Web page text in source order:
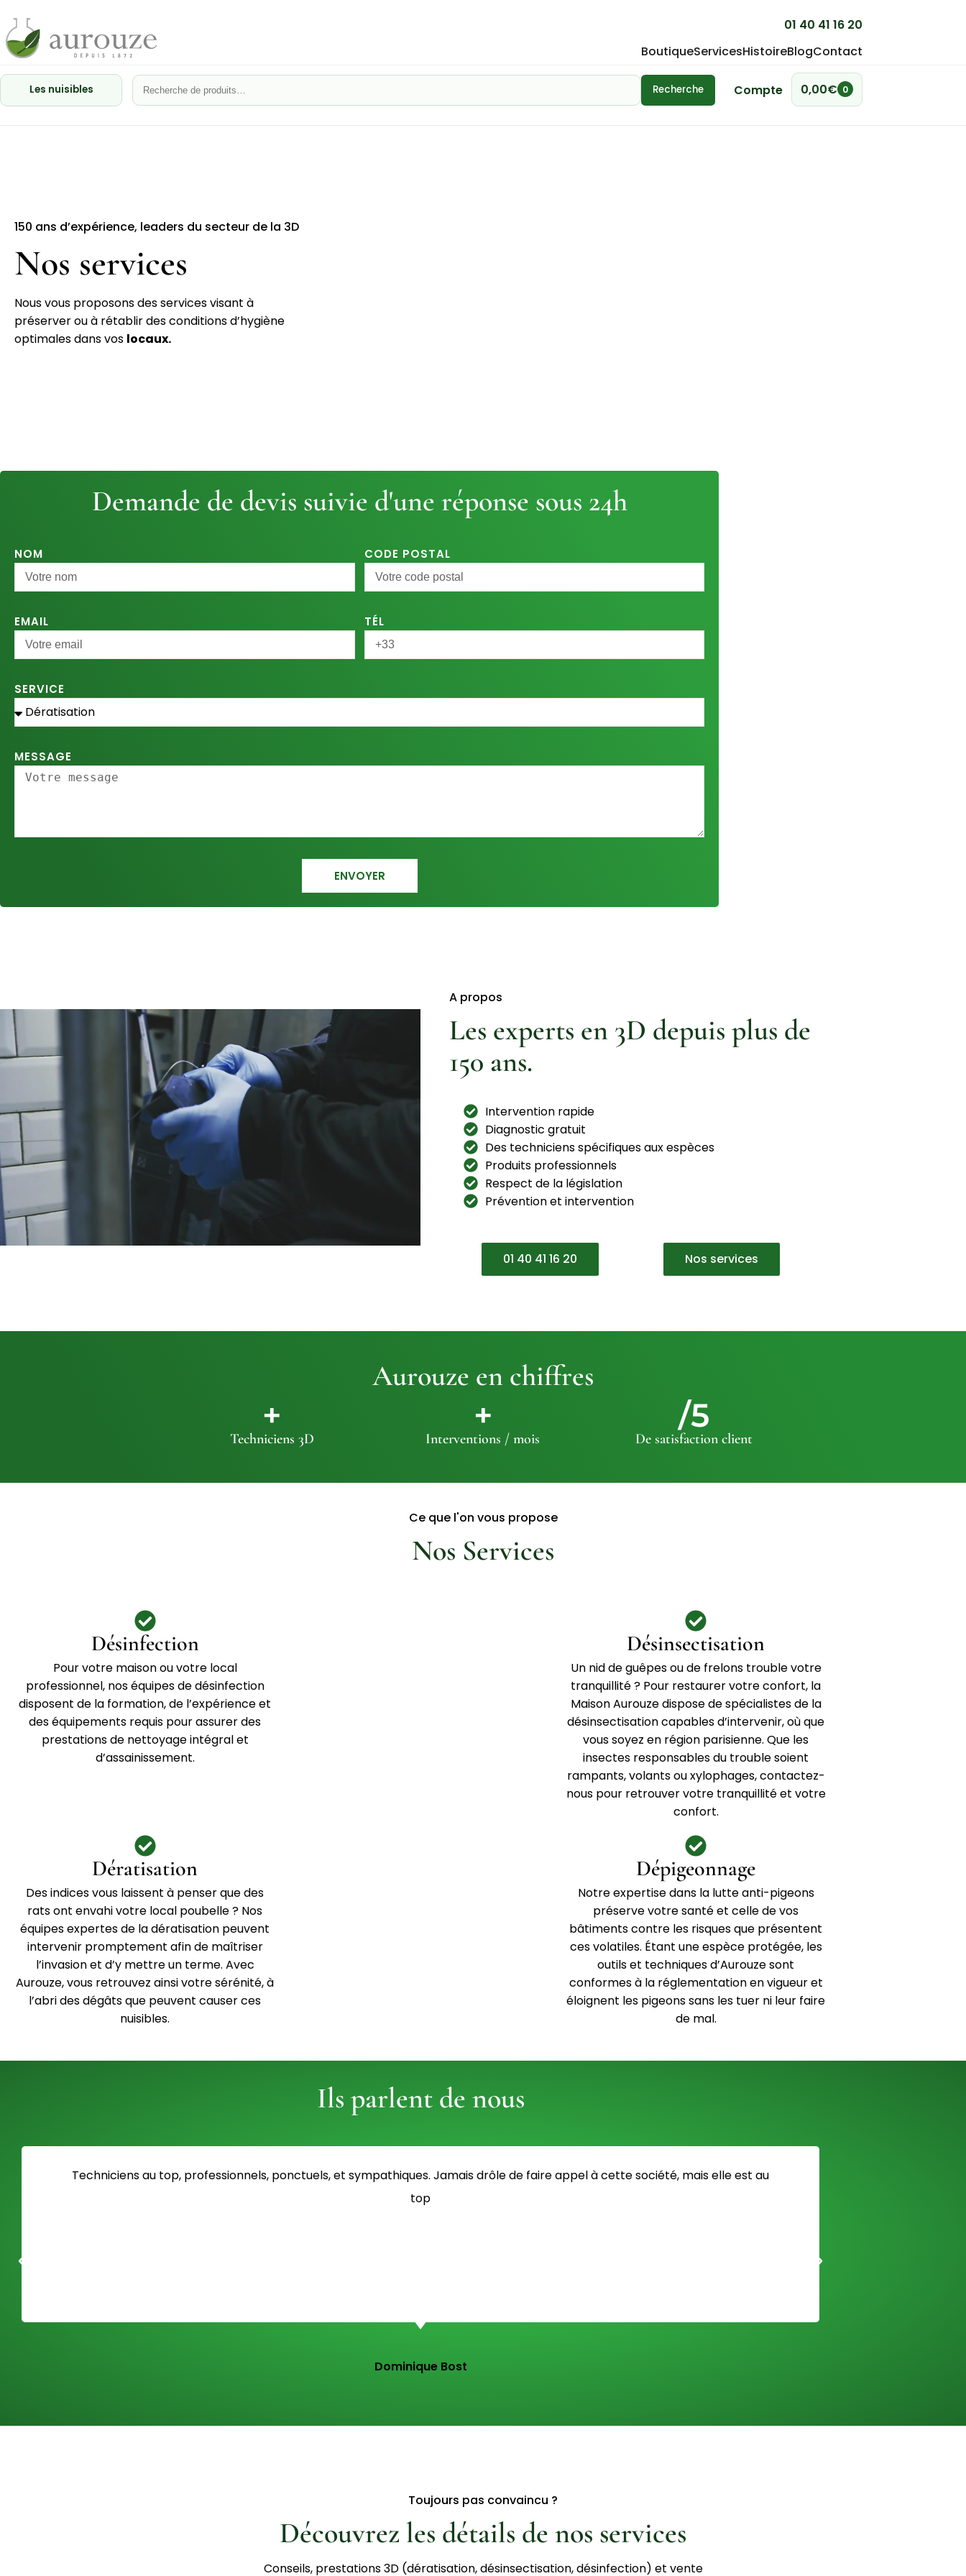
01 40 41 16 20
BoutiqueServicesHistoireBlogContact
Les nuisibles Recherche Compte 0,00€ 0
150 ans d’expérience, leaders du secteur de la 3D
Nos services
Nous vous proposons des services visant à
préserver ou à rétablir des conditions d’hygiène
optimales dans vos locaux.
Demande de devis suivie d'une réponse sous 24h
NOM CODE POSTAL
EMAIL TÉL
SERVICE
MESSAGE
ENVOYER
A propos
Les experts en 3D depuis plus de
150 ans.
Intervention rapide
Diagnostic gratuit
Des techniciens spécifiques aux espèces
Produits professionnels
Respect de la législation
Prévention et intervention
01 40 41 16 20 Nos services
Aurouze en chiffres
Techniciens 3D
+
Interventions / mois
+
De satisfaction client
/5
Ce que l'on vous propose
Nos Services
Désinfection
Pour votre maison ou votre local
professionnel, nos équipes de désinfection
disposent de la formation, de l’expérience et
des équipements requis pour assurer des
prestations de nettoyage intégral et
d’assainissement.
Désinsectisation
Un nid de guêpes ou de frelons trouble votre
tranquillité ? Pour restaurer votre confort, la
Maison Aurouze dispose de spécialistes de la
désinsectisation capables d’intervenir, où que
vous soyez en région parisienne. Que les
insectes responsables du trouble soient
rampants, volants ou xylophages, contactez-
nous pour retrouver votre tranquillité et votre
confort.
Dératisation
Des indices vous laissent à penser que des
rats ont envahi votre local poubelle ? Nos
équipes expertes de la dératisation peuvent
intervenir promptement afin de maîtriser
l’invasion et d’y mettre un terme. Avec
Aurouze, vous retrouvez ainsi votre sérénité, à
l’abri des dégâts que peuvent causer ces
nuisibles.
Dépigeonnage
Notre expertise dans la lutte anti-pigeons
préserve votre santé et celle de vos
bâtiments contre les risques que présentent
ces volatiles. Étant une espèce protégée, les
outils et techniques d’Aurouze sont
conformes à la réglementation en vigueur et
éloignent les pigeons sans les tuer ni leur faire
de mal.
Ils parlent de nous
Techniciens au top, professionnels, ponctuels, et sympathiques. Jamais drôle de faire appel à cette société, mais elle est au
top
Dominique Bost
Toujours pas convaincu ?
Découvrez les détails de nos services
Conseils, prestations 3D (dératisation, désinsectisation, désinfection) et vente